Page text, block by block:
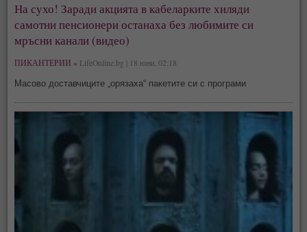
На сухо! Заради акцията в кабеларките хиляди
самотни пенсионери останаха без любимите си
мръсни канали (видео)
ПИКАНТЕРИИ » LifeOnline.bg | 18 юни, 02:18
Масово доставчиците „орязаха“ пакетите си с програми